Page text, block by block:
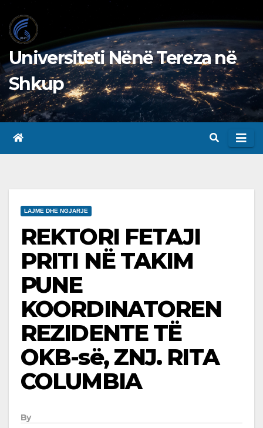
to
content
Universiteti Nënë Tereza në
Shkup
LAJME DHE NGJARJE
REKTORI FETAJI
PRITI NË TAKIM
PUNE
KOORDINATOREN
REZIDENTE TË
OKB-së, ZNJ. RITA
COLUMBIA
By